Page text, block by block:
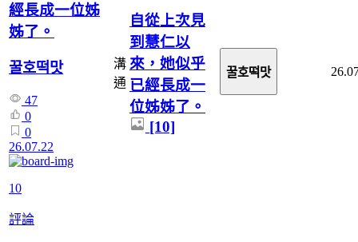
經長成一位姊
姊了。
꿀호떡맛
47
0
0
26.07.22
10
評論
溝
通
自從上次見
到慧仁以
來，她似乎
已經長成一
位姊姊了。
[10]
꿀호떡맛